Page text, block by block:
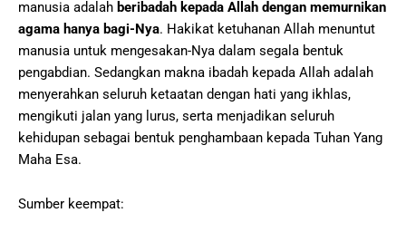
manusia adalah beribadah kepada Allah dengan memurnikan
agama hanya bagi-Nya. Hakikat ketuhanan Allah menuntut
manusia untuk mengesakan-Nya dalam segala bentuk
pengabdian. Sedangkan makna ibadah kepada Allah adalah
menyerahkan seluruh ketaatan dengan hati yang ikhlas,
mengikuti jalan yang lurus, serta menjadikan seluruh
kehidupan sebagai bentuk penghambaan kepada Tuhan Yang
Maha Esa.
Sumber keempat: